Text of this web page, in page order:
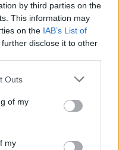
by third parties on the
This information may
on the IAB’s List of
disclose it to other
one or more Google
You may click to
its third-party tags to
in below Google
Outs
of my
my
és a nyár legjobb
(X)
strandröplabda-